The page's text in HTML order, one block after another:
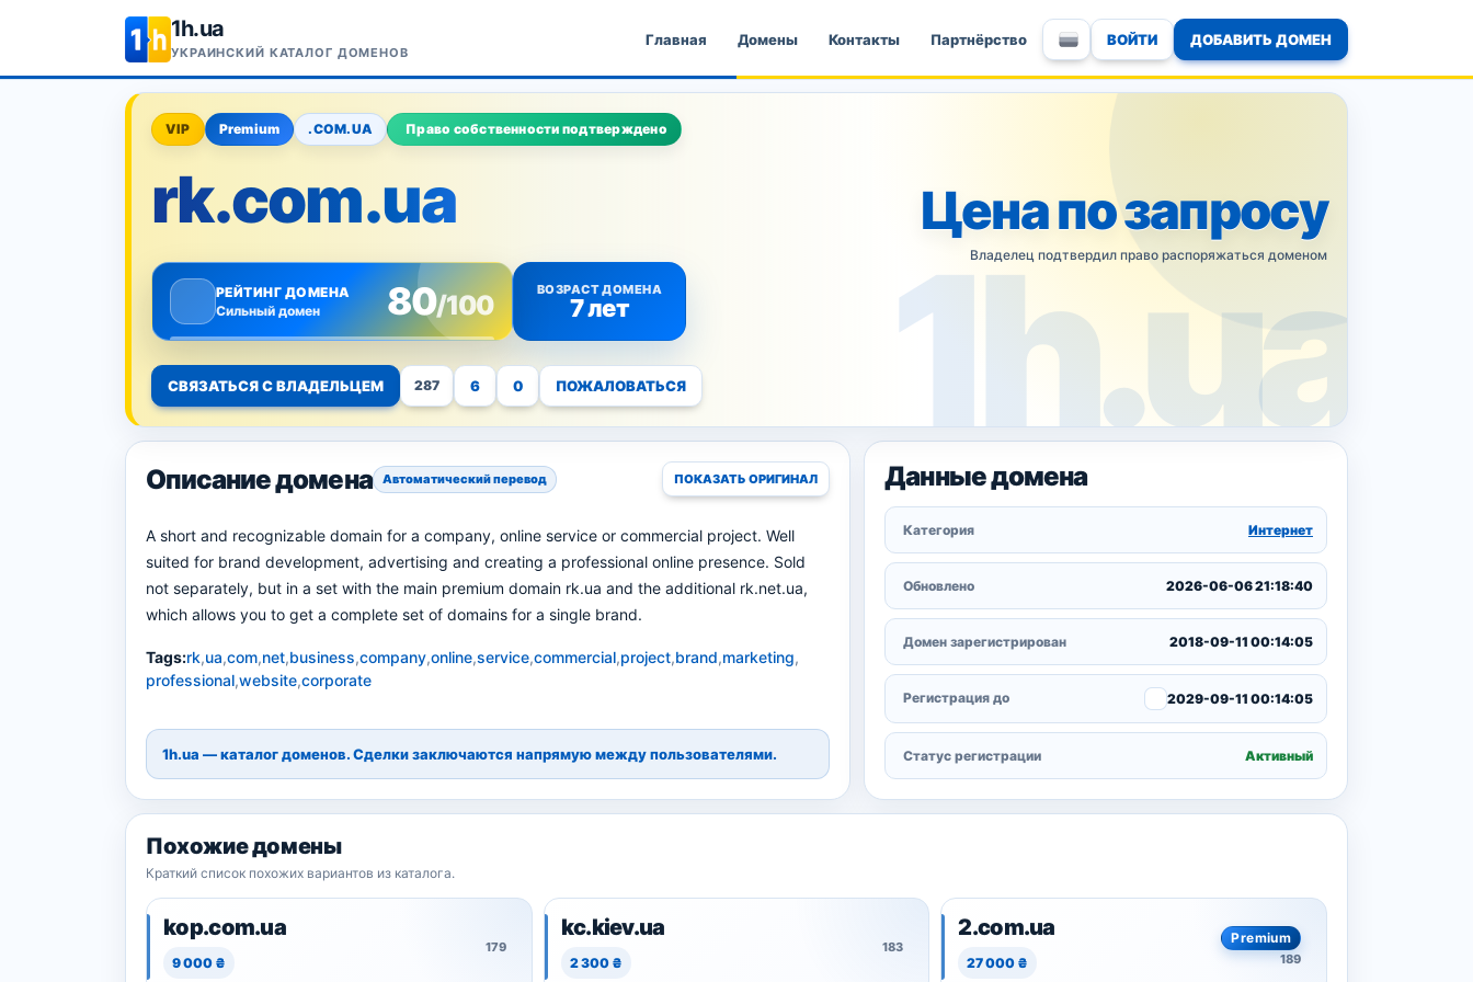
1h.ua
УКРАИНСКИЙ КАТАЛОГ ДОМЕНОВ
Главная Домены Контакты Партнёрство ВОЙТИ ДОБАВИТЬ ДОМЕН
VIP Premium .COM.UA Право собственности подтверждено
rk.com.ua
РЕЙТИНГ ДОМЕНА
Сильный домен
80/100
ВОЗРАСТ ДОМЕНА
7 лет
Цена по запросу
Владелец подтвердил право распоряжаться доменом
СВЯЗАТЬСЯ С ВЛАДЕЛЬЦЕМ 287 6 0 ПОЖАЛОВАТЬСЯ
Описание домена Автоматический перевод ПОКАЗАТЬ ОРИГИНАЛ
A short and recognizable domain for a company, online service or commercial project. Well
suited for brand development, advertising and creating a professional online presence. Sold
not separately, but in a set with the main premium domain rk.ua and the additional rk.net.ua,
which allows you to get a complete set of domains for a single brand.
Tags:rk,ua,com,net,business,company,online,service,commercial,project,brand,marketing,
professional,website,corporate
1h.ua — каталог доменов. Сделки заключаются напрямую между пользователями.
Данные домена
Категория Интернет
Обновлено 2026-06-06 21:18:40
Домен зарегистрирован 2018-09-11 00:14:05
Регистрация до 2029-09-11 00:14:05
Статус регистрации Активный
Похожие домены
Краткий список похожих вариантов из каталога.
kop.com.ua
9 000 ₴
179
kc.kiev.ua
2 300 ₴
183
2.com.ua
27 000 ₴
Premium
189